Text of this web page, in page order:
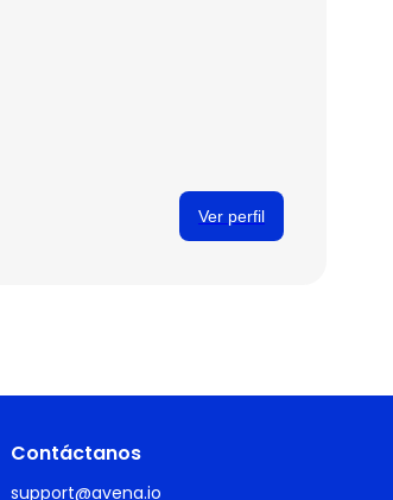
Ver perfil
Contáctanos
support@avena.io